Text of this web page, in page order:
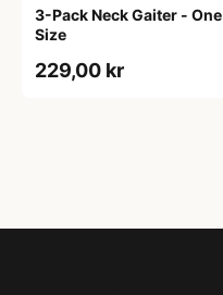
3-Pack Neck Gaiter - One
Size
229,00 kr